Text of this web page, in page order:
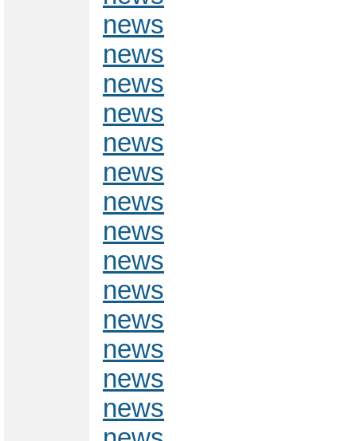
news
news
news
news
news
news
news
news
news
news
news
news
news
news